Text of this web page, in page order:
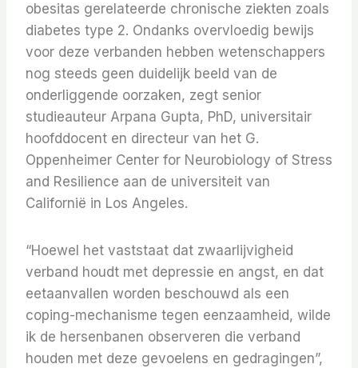
obesitas gerelateerde chronische ziekten zoals
diabetes type 2. Ondanks overvloedig bewijs
voor deze verbanden hebben wetenschappers
nog steeds geen duidelijk beeld van de
onderliggende oorzaken, zegt senior
studieauteur Arpana Gupta, PhD, universitair
hoofddocent en directeur van het G.
Oppenheimer Center for Neurobiology of Stress
and Resilience aan de universiteit van
Californië in Los Angeles.
“Hoewel het vaststaat dat zwaarlijvigheid
verband houdt met depressie en angst, en dat
eetaanvallen worden beschouwd als een
coping-mechanisme tegen eenzaamheid, wilde
ik de hersenbanen observeren die verband
houden met deze gevoelens en gedragingen”,